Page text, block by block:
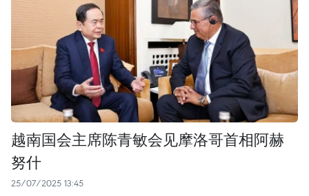
越南国会主席陈青敏会见摩洛哥首相阿赫
努什
25/07/2025 13:45